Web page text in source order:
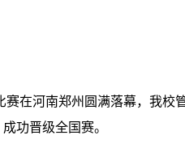
在河南郑州圆满落幕，我校
功晋级全国赛。